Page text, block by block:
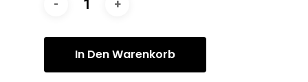
In Den Warenkorb